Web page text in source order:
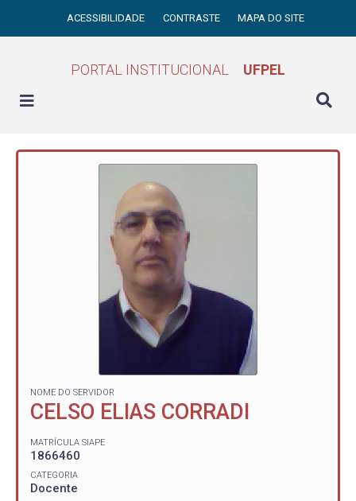
ACESSIBILIDADE CONTRASTE MAPA DO SITE
PORTAL INSTITUCIONAL UFPEL
NOME DO SERVIDOR
CELSO ELIAS CORRADI
MATRÍCULA SIAPE
1866460
CATEGORIA
Docente